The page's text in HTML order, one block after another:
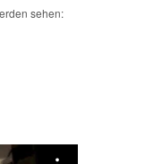
sehen: